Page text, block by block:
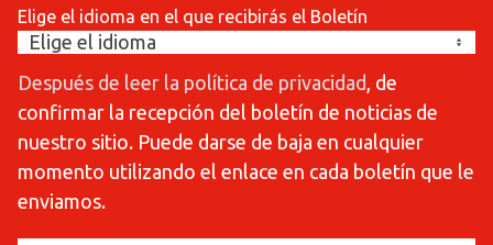
Elige el idioma en el que recibirás el Boletín
Después de leer la política de privacidad , de
confirmar la recepción del boletín de noticias de
nuestro sitio. Puede darse de baja en cualquier
momento utilizando el enlace en cada boletín que le
enviamos.